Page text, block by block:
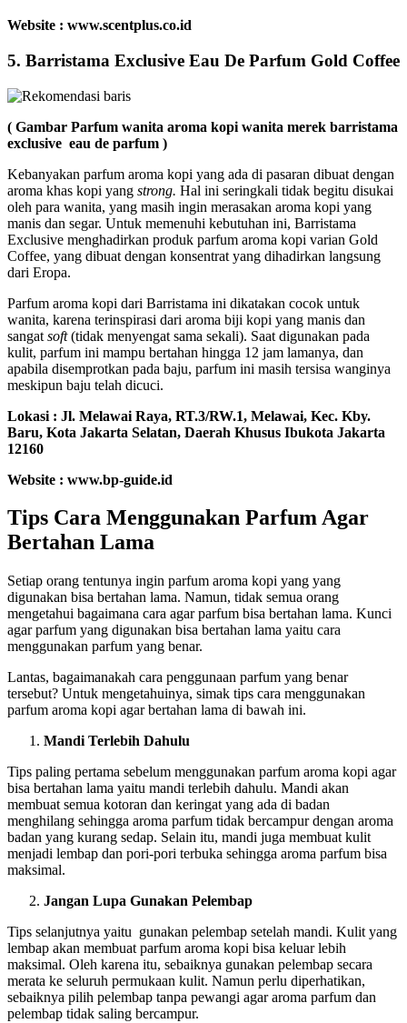
Website : www.scentplus.co.id
5. Barristama Exclusive Eau De Parfum Gold Coffee
( Gambar Parfum wanita aroma kopi wanita merek barristama
exclusive eau de parfum )
Kebanyakan parfum aroma kopi yang ada di pasaran dibuat dengan
aroma khas kopi yang strong. Hal ini seringkali tidak begitu disukai
oleh para wanita, yang masih ingin merasakan aroma kopi yang
manis dan segar. Untuk memenuhi kebutuhan ini, Barristama
Exclusive menghadirkan produk parfum aroma kopi varian Gold
Coffee, yang dibuat dengan konsentrat yang dihadirkan langsung
dari Eropa.
Parfum aroma kopi dari Barristama ini dikatakan cocok untuk
wanita, karena terinspirasi dari aroma biji kopi yang manis dan
sangat soft(tidak menyengat sama sekali). Saat digunakan pada
kulit, parfum ini mampu bertahan hingga 12 jam lamanya, dan
apabila disemprotkan pada baju, parfum ini masih tersisa wanginya
meskipun baju telah dicuci.
Lokasi : Jl. Melawai Raya, RT.3/RW.1, Melawai, Kec. Kby.
Baru, Kota Jakarta Selatan, Daerah Khusus Ibukota Jakarta
12160
Website : www.bp-guide.id
Tips Cara Menggunakan Parfum Agar
Bertahan Lama
Setiap orang tentunya ingin parfum aroma kopi yang yang
digunakan bisa bertahan lama. Namun, tidak semua orang
mengetahui bagaimana cara agar parfum bisa bertahan lama. Kunci
agar parfum yang digunakan bisa bertahan lama yaitu cara
menggunakan parfum yang benar.
Lantas, bagaimanakah cara penggunaan parfum yang benar
tersebut? Untuk mengetahuinya, simak tips cara menggunakan
parfum aroma kopi agar bertahan lama di bawah ini.
Mandi Terlebih Dahulu
Tips paling pertama sebelum menggunakan parfum aroma kopi agar
bisa bertahan lama yaitu mandi terlebih dahulu. Mandi akan
membuat semua kotoran dan keringat yang ada di badan
menghilang sehingga aroma parfum tidak bercampur dengan aroma
badan yang kurang sedap. Selain itu, mandi juga membuat kulit
menjadi lembap dan pori-pori terbuka sehingga aroma parfum bisa
maksimal.
Jangan Lupa Gunakan Pelembap
Tips selanjutnya yaitu gunakan pelembap setelah mandi. Kulit yang
lembap akan membuat parfum aroma kopi bisa keluar lebih
maksimal. Oleh karena itu, sebaiknya gunakan pelembap secara
merata ke seluruh permukaan kulit. Namun perlu diperhatikan,
sebaiknya pilih pelembap tanpa pewangi agar aroma parfum dan
pelembap tidak saling bercampur.